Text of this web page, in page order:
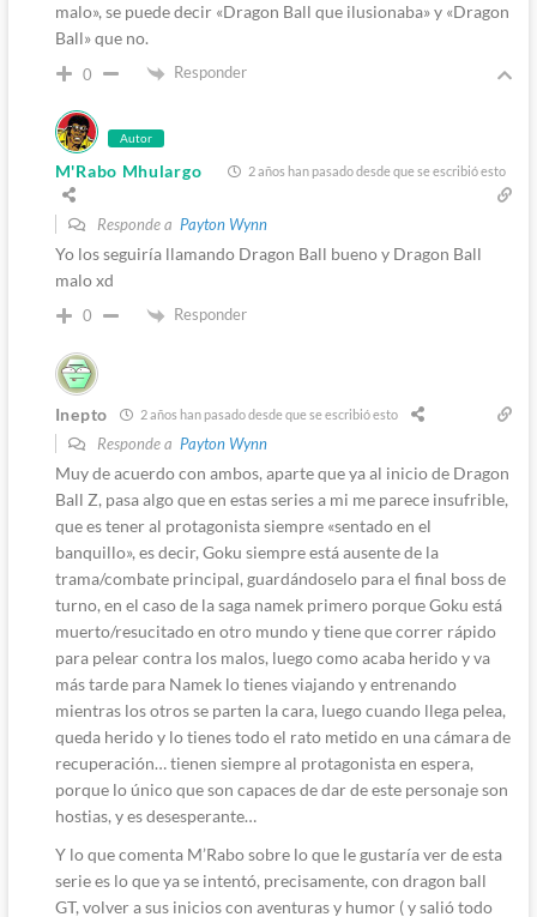
malo», se puede decir «Dragon Ball que ilusionaba» y «Dragon
Ball» que no.
0 Responder
Autor
M'Rabo Mhulargo 2 años han pasado desde que se escribió esto
Responde a Payton Wynn
Yo los seguiría llamando Dragon Ball bueno y Dragon Ball
malo xd
0 Responder
Inepto 2 años han pasado desde que se escribió esto
Responde a Payton Wynn
Muy de acuerdo con ambos, aparte que ya al inicio de Dragon
Ball Z, pasa algo que en estas series a mi me parece insufrible,
que es tener al protagonista siempre «sentado en el
banquillo», es decir, Goku siempre está ausente de la
trama/combate principal, guardándoselo para el final boss de
turno, en el caso de la saga namek primero porque Goku está
muerto/resucitado en otro mundo y tiene que correr rápido
para pelear contra los malos, luego como acaba herido y va
más tarde para Namek lo tienes viajando y entrenando
mientras los otros se parten la cara, luego cuando llega pelea,
queda herido y lo tienes todo el rato metido en una cámara de
recuperación… tienen siempre al protagonista en espera,
porque lo único que son capaces de dar de este personaje son
hostias, y es desesperante…
Y lo que comenta M’Rabo sobre lo que le gustaría ver de esta
serie es lo que ya se intentó, precisamente, con dragon ball
GT, volver a sus inicios con aventuras y humor ( y salió todo